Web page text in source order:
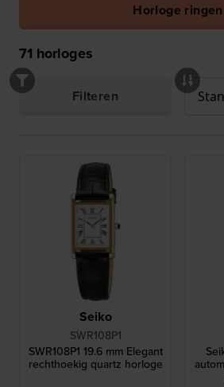
Horloge ringen
71 horloges
Filteren
Seiko
SWR108P1
SWR108P1 19.6 mm Elegant
rechthoekig quartz horloge